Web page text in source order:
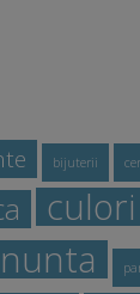
bijuterii
culori
nunta